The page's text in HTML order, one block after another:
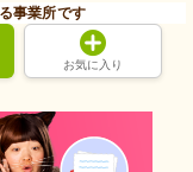
事業所です
お気に入り